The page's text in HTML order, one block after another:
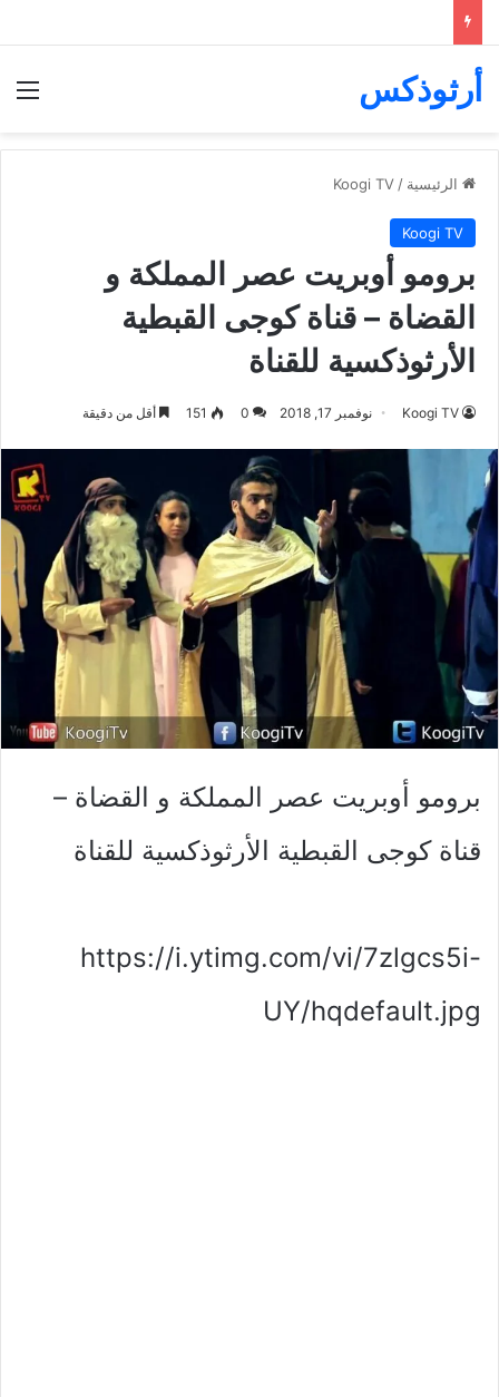
أرثوذكس
الرئيسية /
Koogi TV
Koogi TV
برومو أوبريت عصر المملكة و
القضاة – قناة كوجى القبطية
الأرثوذكسية للقناة
Koogi TV نوفمبر 17, 2018 0
151 أقل من دقيقة
برومو أوبريت عصر المملكة و القضاة –
قناة كوجى القبطية الأرثوذكسية للقناة
https://i.ytimg.com/vi/7zlgcs5i-
UY/hqdefault.jpg